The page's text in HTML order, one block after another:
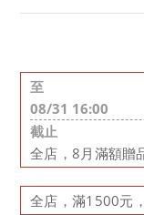
至
08/31 16:00
截止
全店，8月滿額贈
全店，滿1500元